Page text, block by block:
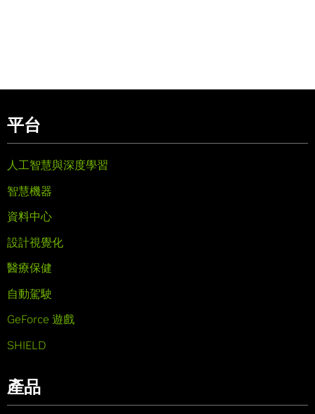
平台
人工智慧與深度學習
智慧機器
資料中心
設計視覺化
醫療保健
自動駕駛
GeForce 遊戲
SHIELD
產品